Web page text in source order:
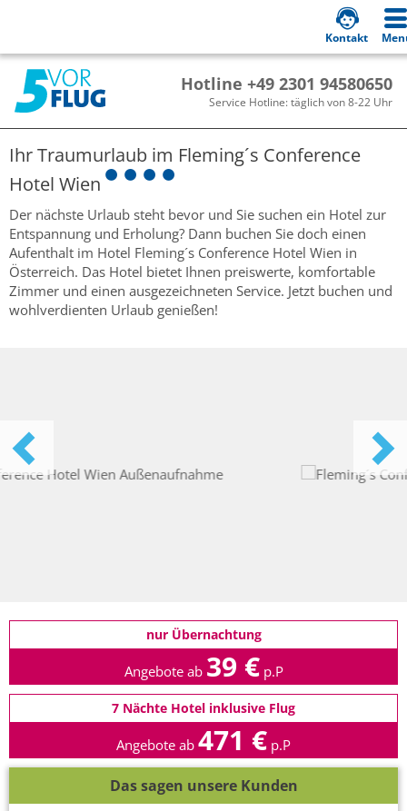
Hotline +49 2301 94580650
Service Hotline: täglich von 8-22 Uhr
Kontakt
Ihr Traumurlaub im Fleming´s Conference
Hotel Wien
Der nächste Urlaub steht bevor und Sie suchen ein Hotel zur
Entspannung und Erholung? Dann buchen Sie doch einen
Aufenthalt im Hotel Fleming´s Conference Hotel Wien in
Österreich. Das Hotel bietet Ihnen preiswerte, komfortable
Zimmer und einen ausgezeichneten Service. Jetzt buchen und
wohlverdienten Urlaub genießen!
nur Übernachtung
Angebote ab 39 € p.P
7 Nächte Hotel inklusive Flug
Angebote ab 471 € p.P
Das sagen unsere Kunden